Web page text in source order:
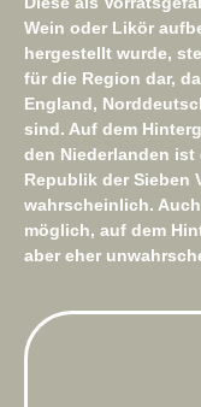
Wein oder Likör
hergestellt wurde,
für die Region dar,
England,
sind. Auf dem
den Niederlanden
Republik der Sieben
wahrscheinlich.
möglich, auf dem
aber eher